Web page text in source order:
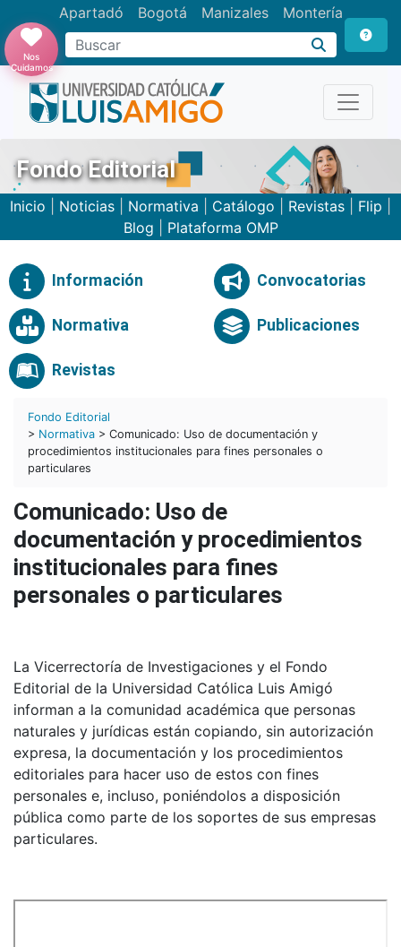
Apartadó Bogotá Manizales Montería
Buscar
Nos
Cuidamos
Fondo Editorial
Inicio Noticias Normativa Catálogo Revistas Flip
Blog
Plataforma OMP
Información Convocatorias
Normativa Publicaciones
Revistas
Fondo Editorial
> Normativa > Comunicado: Uso de documentación y
procedimientos institucionales para fines personales o
particulares
Comunicado: Uso de
documentación y procedimientos
institucionales para fines
personales o particulares
La Vicerrectoría de Investigaciones y el Fondo
Editorial de la Universidad Católica Luis Amigó
informan a la comunidad académica que personas
naturales y jurídicas están copiando, sin autorización
expresa, la documentación y los procedimientos
editoriales para hacer uso de estos con fines
personales e, incluso, poniéndolos a disposición
pública como parte de los soportes de sus empresas
particulares.